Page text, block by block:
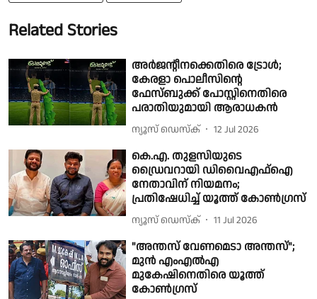
Related Stories
അർജൻ്റീനക്കെതിരെ ട്രോൾ;
കേരളാ പൊലീസിൻ്റെ
ഫേസ്ബുക്ക് പോസ്റ്റിനെതിരെ
പരാതിയുമായി ആരാധകൻ
ന്യൂസ് ഡെസ്ക് 12 Jul 2026
കെ.എ. തുളസിയുടെ
ഡ്രൈവറായി ഡിവൈഎഫ്ഐ
നേതാവിന് നിയമനം;
പ്രതിഷേധിച്ച് യൂത്ത് കോൺഗ്രസ്
ന്യൂസ് ഡെസ്ക് 11 Jul 2026
"അന്തസ് വേണമെടാ അന്തസ്";
മുൻ എംഎൽഎ
മുകേഷിനെതിരെ യൂത്ത്
കോൺഗ്രസ്